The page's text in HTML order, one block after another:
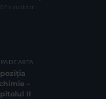
vizualizari
DE ARTA
–
II